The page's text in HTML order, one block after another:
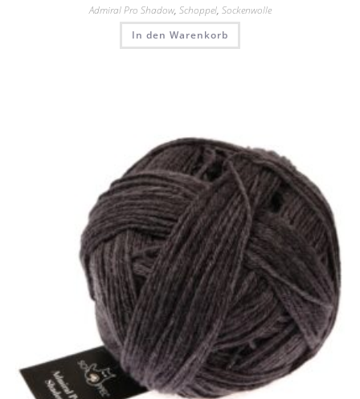
Admiral Pro Shadow, Schoppel, Sockenwolle
In den Warenkorb